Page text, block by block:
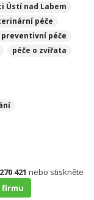
Ústí nad Labem
péče
preventivní péče
péče o zvířata
421 nebo stiskněte
firmu